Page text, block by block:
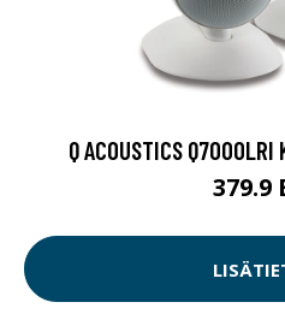
Q ACOUSTICS
379.9